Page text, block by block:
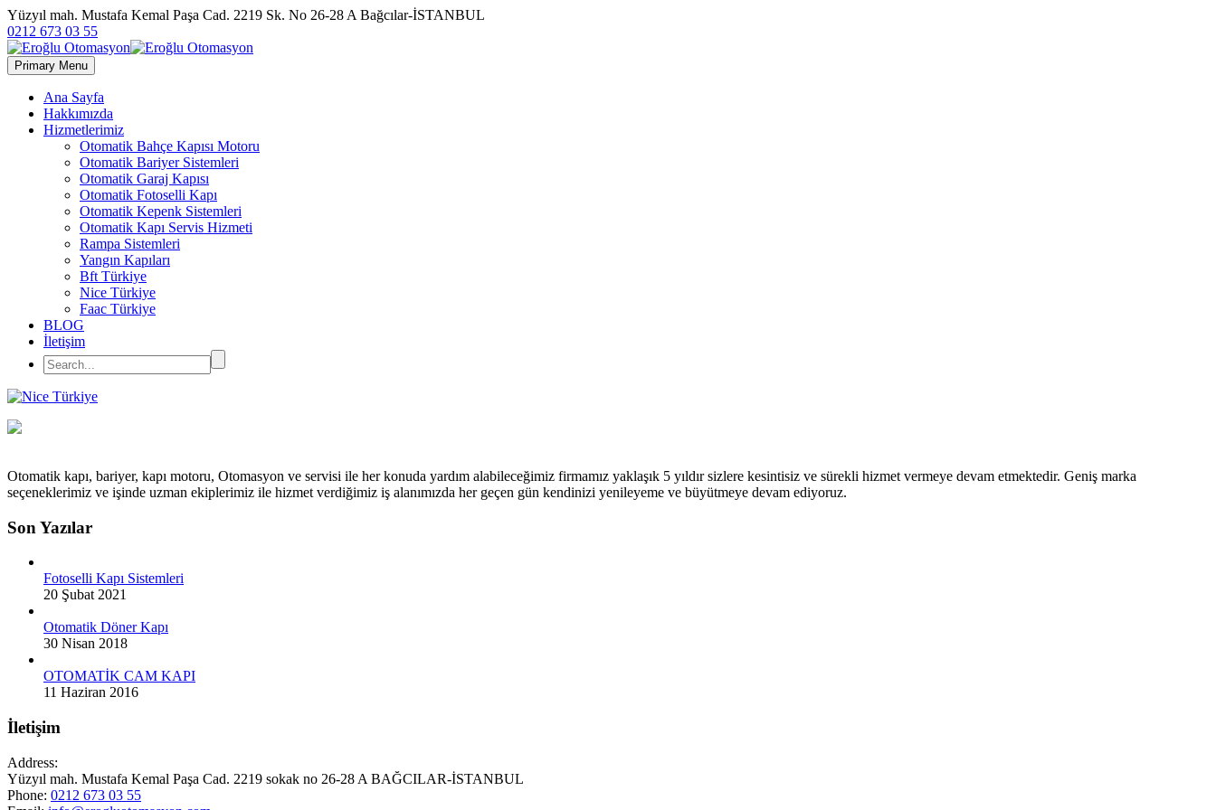
Yüzyıl mah. Mustafa Kemal Paşa Cad. 2219 Sk. No 26-28 A Bağcılar-İSTANBUL
0212 673 03 55
Primary Menu
Ana Sayfa
Hakkımızda
Hizmetlerimiz
Otomatik Bahçe Kapısı Motoru
Otomatik Bariyer Sistemleri
Otomatik Garaj Kapısı
Otomatik Fotoselli Kapı
Otomatik Kepenk Sistemleri
Otomatik Kapı Servis Hizmeti
Rampa Sistemleri
Yangın Kapıları
Bft Türkiye
Nice Türkiye
Faac Türkiye
BLOG
İletişim
Otomatik kapı, bariyer, kapı motoru, Otomasyon ve servisi ile her konuda yardım alabileceğimiz firmamız yaklaşık 5 yıldır sizlere kesintisiz ve sürekli hizmet vermeye devam etmektedir. Geniş marka
seçeneklerimiz ve işinde uzman ekiplerimiz ile hizmet verdiğimiz iş alanımızda her geçen gün kendinizi yenileyeme ve büyütmeye devam ediyoruz.
Son Yazılar
Fotoselli Kapı Sistemleri
20 Şubat 2021
Otomatik Döner Kapı
30 Nisan 2018
OTOMATİK CAM KAPI
11 Haziran 2016
İletişim
Address:
Yüzyıl mah. Mustafa Kemal Paşa Cad. 2219 sokak no 26-28 A BAĞCILAR-İSTANBUL
Phone: 0212 673 03 55